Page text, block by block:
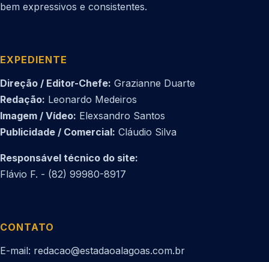
bem expressivos e consistentes.
EXPEDIENTE
Direção / Editor-Chefe: Grazianne Duarte
Redação: Leonardo Medeiros
Imagem / Vídeo: Elexsandro Santos
Publicidade / Comercial: Cláudio Silva
Responsável técnico do site:
Flávio F. - (82) 99980-8917
CONTATO
E-mail: redacao@estadaoalagoas.com.br